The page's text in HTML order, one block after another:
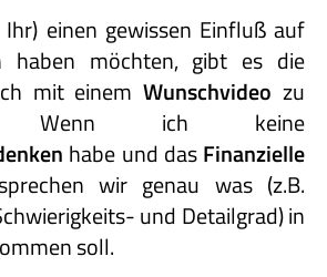
Ihr) einen gewissen Einfluß auf
haben möchten, gibt es die
mit einemWunschvideo zu
ich keine
habe und dasFinanzielle
wir genau was (z.B.
und Detailgrad) in
soll.